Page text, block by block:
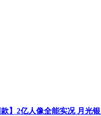
】2亿人像全能实况 月光